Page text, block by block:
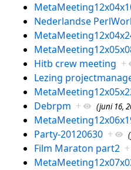
Nederlandse
Hitb crew meeting +
Lezing
Debrpm + (juni 16,
Party-20120630 +
Film Maraton part2 +